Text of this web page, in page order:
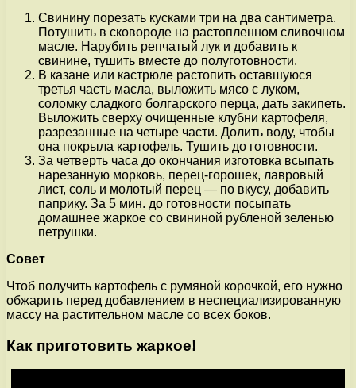
Свинину порезать кусками три на два сантиметра.
Потушить в сковороде на растопленном сливочном
масле. Нарубить репчатый лук и добавить к
свинине, тушить вместе до полуготовности.
В казане или кастрюле растопить оставшуюся
третья часть масла, выложить мясо с луком,
соломку сладкого болгарского перца, дать закипеть.
Выложить сверху очищенные клубни картофеля,
разрезанные на четыре части. Долить воду, чтобы
она покрыла картофель. Тушить до готовности.
За четверть часа до окончания изготовка всыпать
нарезанную морковь, перец-горошек, лавровый
лист, соль и молотый перец — по вкусу, добавить
паприку. За 5 мин. до готовности посыпать
домашнее жаркое со свининой рубленой зеленью
петрушки.
Совет
Чтоб получить картофель с румяной корочкой, его нужно
обжарить перед добавлением в неспециализированную
массу на растительном масле со всех боков.
Как приготовить жаркое!